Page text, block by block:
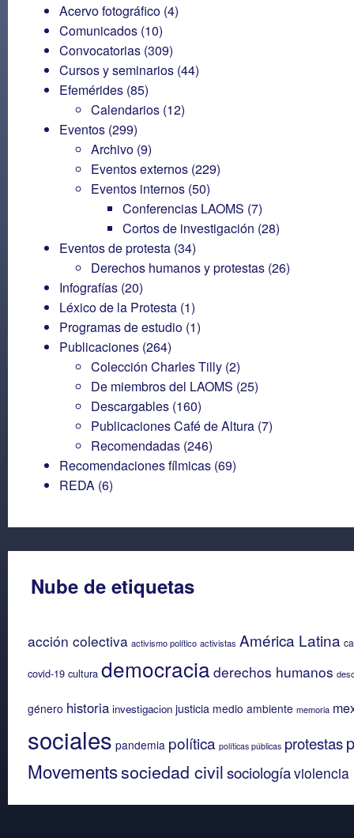
Acervo fotográfico (4)
Comunicados (10)
Convocatorias (309)
Cursos y seminarios (44)
Efemérides (85)
Calendarios (12)
Eventos (299)
Archivo (9)
Eventos externos (229)
Eventos internos (50)
Conferencias LAOMS (7)
Cortos de investigación (28)
Eventos de protesta (34)
Derechos humanos y protestas (26)
Infografías (20)
Léxico de la Protesta (1)
Programas de estudio (1)
Publicaciones (264)
Colección Charles Tilly (2)
De miembros del LAOMS (25)
Descargables (160)
Publicaciones Café de Altura (7)
Recomendadas (246)
Recomendaciones fílmicas (69)
REDA (6)
Nube de etiquetas
acción colectiva activismo político activistas América Latina
covid-19 cultura democracia derechos humanos
género historia investigacion justicia medio ambiente memoria
sociales pandemia política políticas públicas protestas
Movementssociedad civilsociologíaviolencia